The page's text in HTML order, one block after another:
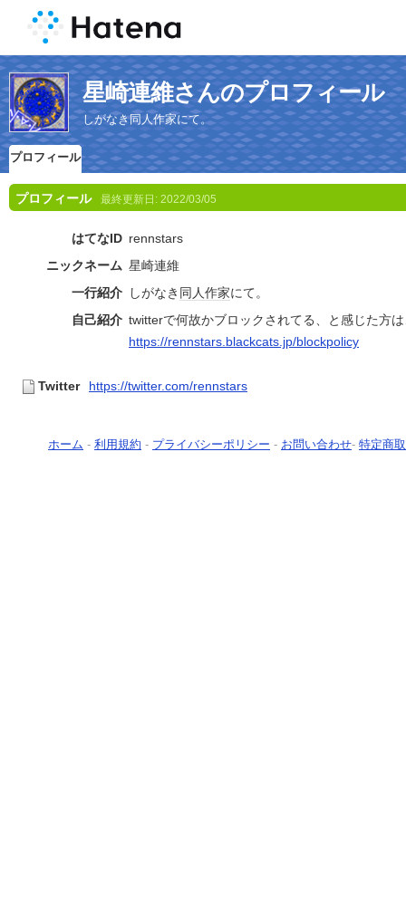
星崎連維さんのプロフィール
しがなき同人作家にて。
プロフィール
プロフィール 最終更新日: 2022/03/05
はてなID rennstars
ニックネーム 星崎連維
一行紹介
しがなき 同人作家にて。
自己紹介 twitterで何故かブロックされてる、と感じた方
https://rennstars.blackcats.jp/blockpolicy
Twitter https://twitter.com/rennstars
ホーム - 利用規約 - プライバシーポリシー - お問い合わせ- 特定商